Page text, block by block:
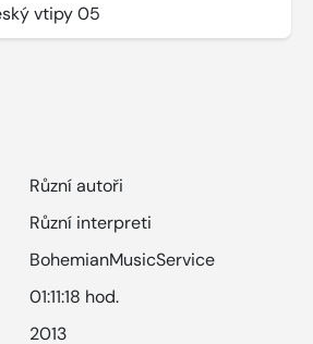
vtipy 05
Různí autoři
Různí interpreti
BohemianMusicService
01:11:18 hod.
2013